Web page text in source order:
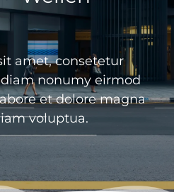
amet, consetetur
nonumy eirmod
et dolore magna
voluptua.